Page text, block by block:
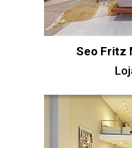
Seo Fritz